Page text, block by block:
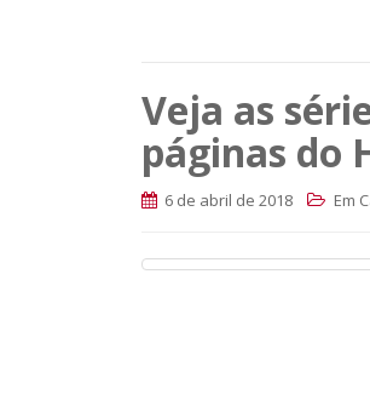
Veja as
páginas do
6 de abril de 2018 Em